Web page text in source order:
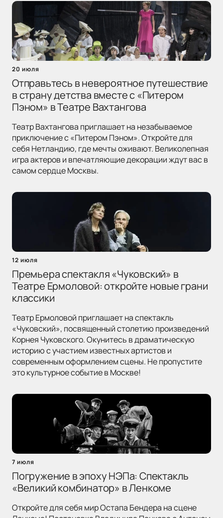
20 июля
Отправьтесь в невероятное путешествие
в страну детства вместе с «Питером
Пэном» в Театре Вахтангова
Театр Вахтангова приглашает на незабываемое
приключение с «Питером Пэном». Откройте для
себя Нетландию, где мечты оживают. Великолепная
игра актеров и впечатляющие декорации ждут вас в
самом сердце Москвы.
12 июля
Премьера спектакля «Чуковский» в
Театре Ермоловой: откройте новые грани
классики
Театр Ермоловой приглашает на спектакль
«Чуковский», посвященный столетию произведений
Корнея Чуковского. Окунитесь в драматическую
историю с участием известных артистов и
современным оформлением сцены. Не пропустите
это культурное событие в Москве!
7 июля
Погружение в эпоху НЭПа: Спектакль
«Великий комбинатор» в Ленкоме
Откройте для себя мир Остапа Бендера на сцене